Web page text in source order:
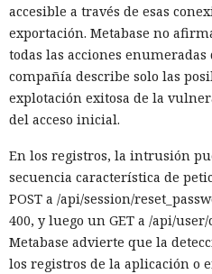
accesible a través de esas
exportación. Metabase no
todas las acciones
compañía describe solo las
explotación exitosa de la
del acceso inicial.
En los registros, la intrusión
secuencia característica de
POST a /api/session/
400, y luego un GET a /api/
Metabase advierte que la
los registros de la aplicación o